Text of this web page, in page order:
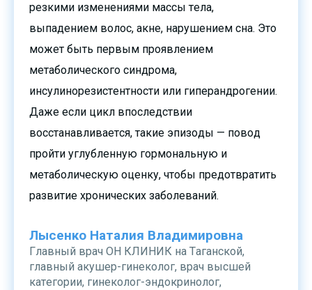
резкими изменениями массы тела,
выпадением волос, акне, нарушением сна. Это
может быть первым проявлением
метаболического синдрома,
инсулинорезистентности или гиперандрогении.
Даже если цикл впоследствии
восстанавливается, такие эпизоды — повод
пройти углубленную гормональную и
метаболическую оценку, чтобы предотвратить
развитие хронических заболеваний.
Лысенко Наталия Владимировна
Главный врач ОН КЛИНИК на Таганской,
главный акушер-гинеколог, врач высшей
категории, гинеколог-эндокринолог,